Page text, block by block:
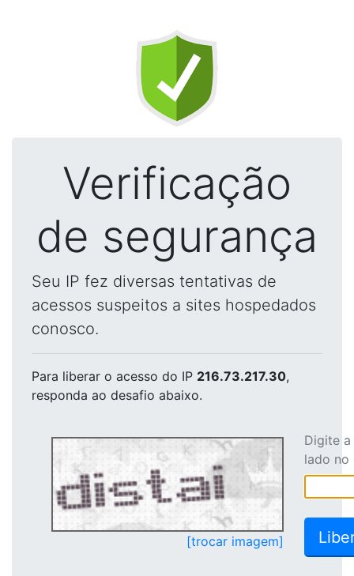
Verificação
de segurança
Seu IP fez diversas tentativas de
acessos suspeitos a sites hospedados
conosco.
Para liberar o acesso do IP 216.73.217.30,
responda ao desafio abaixo.
[trocar imagem]
Digite
lado no